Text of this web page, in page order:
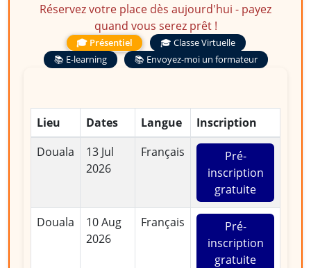
Réservez votre place dès aujourd'hui - payez
quand vous serez prêt !
🎓 Présentiel
🎓 Classe Virtuelle
📚 E-learning
📚 Envoyez-moi un formateur
Lieu Dates Langue
Inscription
Douala
13 Jul
2026
Français
Pré-
inscription
gratuite
Douala
10 Aug
2026
Français
Pré-
inscription
gratuite